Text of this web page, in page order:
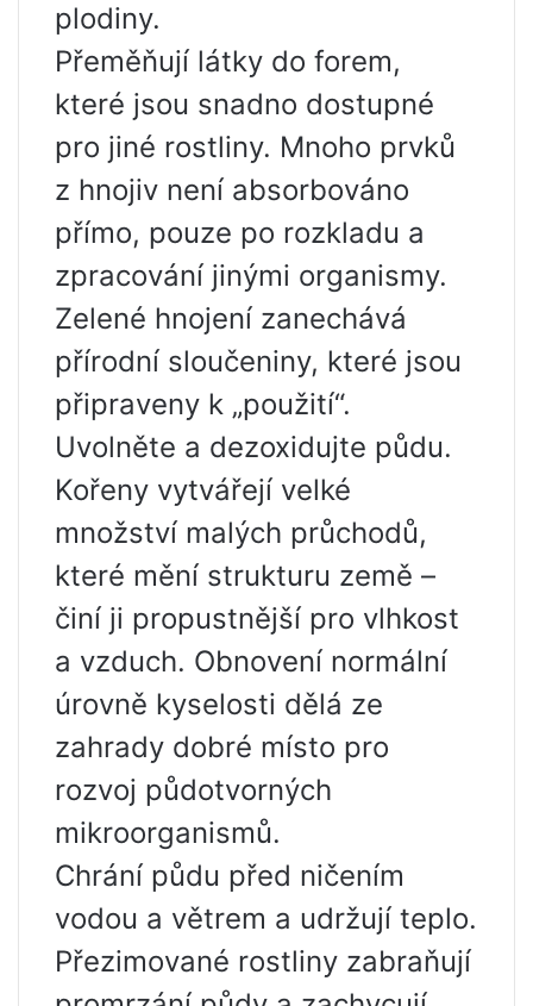
plodiny.
Přeměňují látky do forem,
které jsou snadno dostupné
pro jiné rostliny. Mnoho prvků
z hnojiv není absorbováno
přímo, pouze po rozkladu a
zpracování jinými organismy.
Zelené hnojení zanechává
přírodní sloučeniny, které jsou
připraveny k „použití“.
Uvolněte a dezoxidujte půdu.
Kořeny vytvářejí velké
množství malých průchodů,
které mění strukturu země –
činí ji propustnější pro vlhkost
a vzduch. Obnovení normální
úrovně kyselosti dělá ze
zahrady dobré místo pro
rozvoj půdotvorných
mikroorganismů.
Chrání půdu před ničením
vodou a větrem a udržují teplo.
Přezimované rostliny zabraňují